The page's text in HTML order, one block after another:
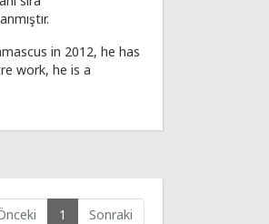
in 2012, he has
work, he is a
1 Sonraki